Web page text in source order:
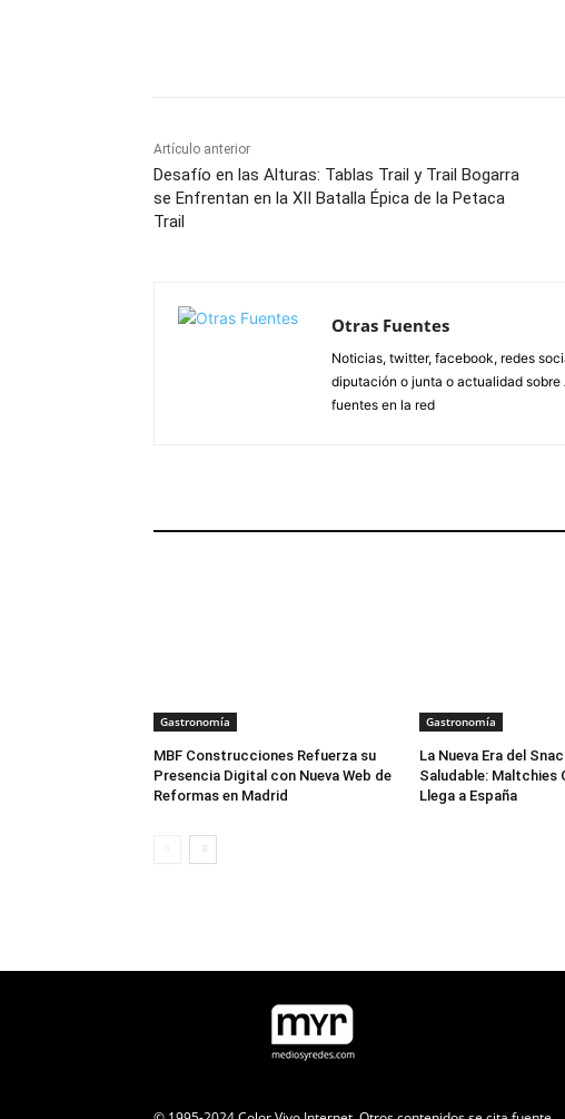
Artículo anterior
Desafío en las Alturas: Tablas Trail y Trail Bogarra
se Enfrentan en la XII Batalla Épica de la Petaca
Trail
Otras Fuentes
Noticias, twitter, facebook, redes
diputación o junta o actualidad
fuentes en la red
Gastronomía
MBF Construcciones Refuerza su
Presencia Digital con Nueva Web de
Reformas en Madrid
Gastronomía
La Nueva Era del
Saludable: Maltchies
Llega a España